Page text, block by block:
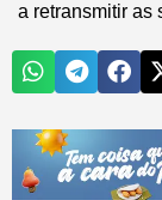
a retransmitir as